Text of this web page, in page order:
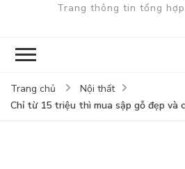
Trang thông tin tổng
Trang chủ
Nội thất
Chỉ từ 15 triệu thì mua sập gỗ đẹp và